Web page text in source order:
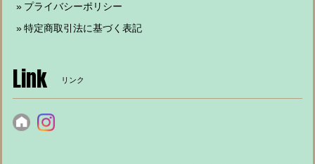
プライバシーポリシー
特定商取引法に基づく表記
Link リンク